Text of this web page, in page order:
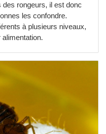
rongeurs, il est donc
les confondre.
à plusieurs niveaux,